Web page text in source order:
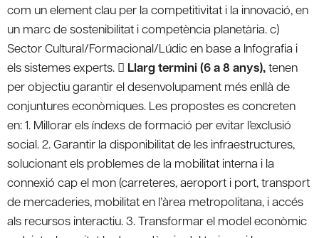
com un element clau per la competitivitat i la innovació, en
un marc de sostenibilitat i competència planetària. c)
Sector Cultural/Formacional/Lúdic en base a Infografia i
els sistemes experts.  Llarg termini (6 a 8 anys),tenen
per objectiu garantir el desenvolupament més enllà de
conjuntures econòmiques. Les propostes es concreten
en:1. Millorar els índexs de formació per evitar l’exclusió
social. 2. Garantir la disponibilitat de les infraestructures,
solucionant els problemes de la mobilitat interna i la
connexió cap el mon (carreteres, aeroport i port, transport
de mercaderies, mobilitat en l’àrea metropolitana, i accés
als recursos interactiu. 3. Transformar el model econòmic